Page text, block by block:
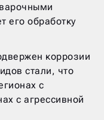
его обработку
коррозии
стали, что
с
с агрессивной